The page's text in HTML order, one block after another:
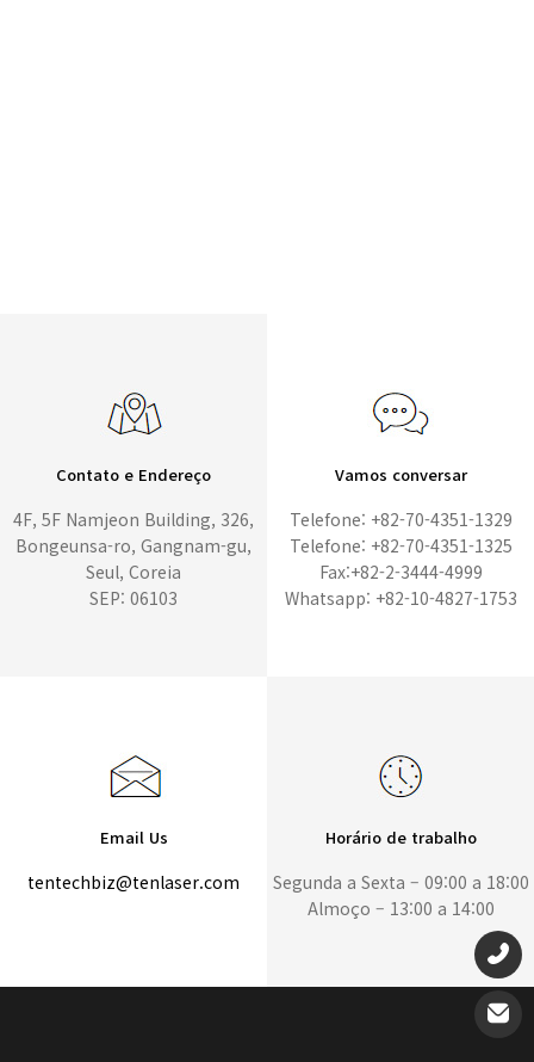
Contato e Endereço
4F, 5F Namjeon Building, 326,
Bongeunsa-ro, Gangnam-gu,
Seul, Coreia
SEP: 06103
Vamos conversar
Telefone: +82-70-4351-1329
Telefone: +82-70-4351-1325
Fax:+82-2-3444-4999
Whatsapp: +82-10-4827-1753
Email Us
tentechbiz@tenlaser.com
Horário de trabalho
Segunda a Sexta – 09:00 a 18:00
Almoço – 13:00 a 14:00